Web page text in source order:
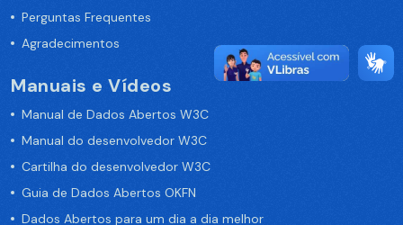
Perguntas Frequentes
Agradecimentos
Manuais e Vídeos
Manual de Dados Abertos W3C
Manual do desenvolvedor W3C
Cartilha do desenvolvedor W3C
Guia de Dados Abertos OKFN
Dados Abertos para um dia a dia melhor